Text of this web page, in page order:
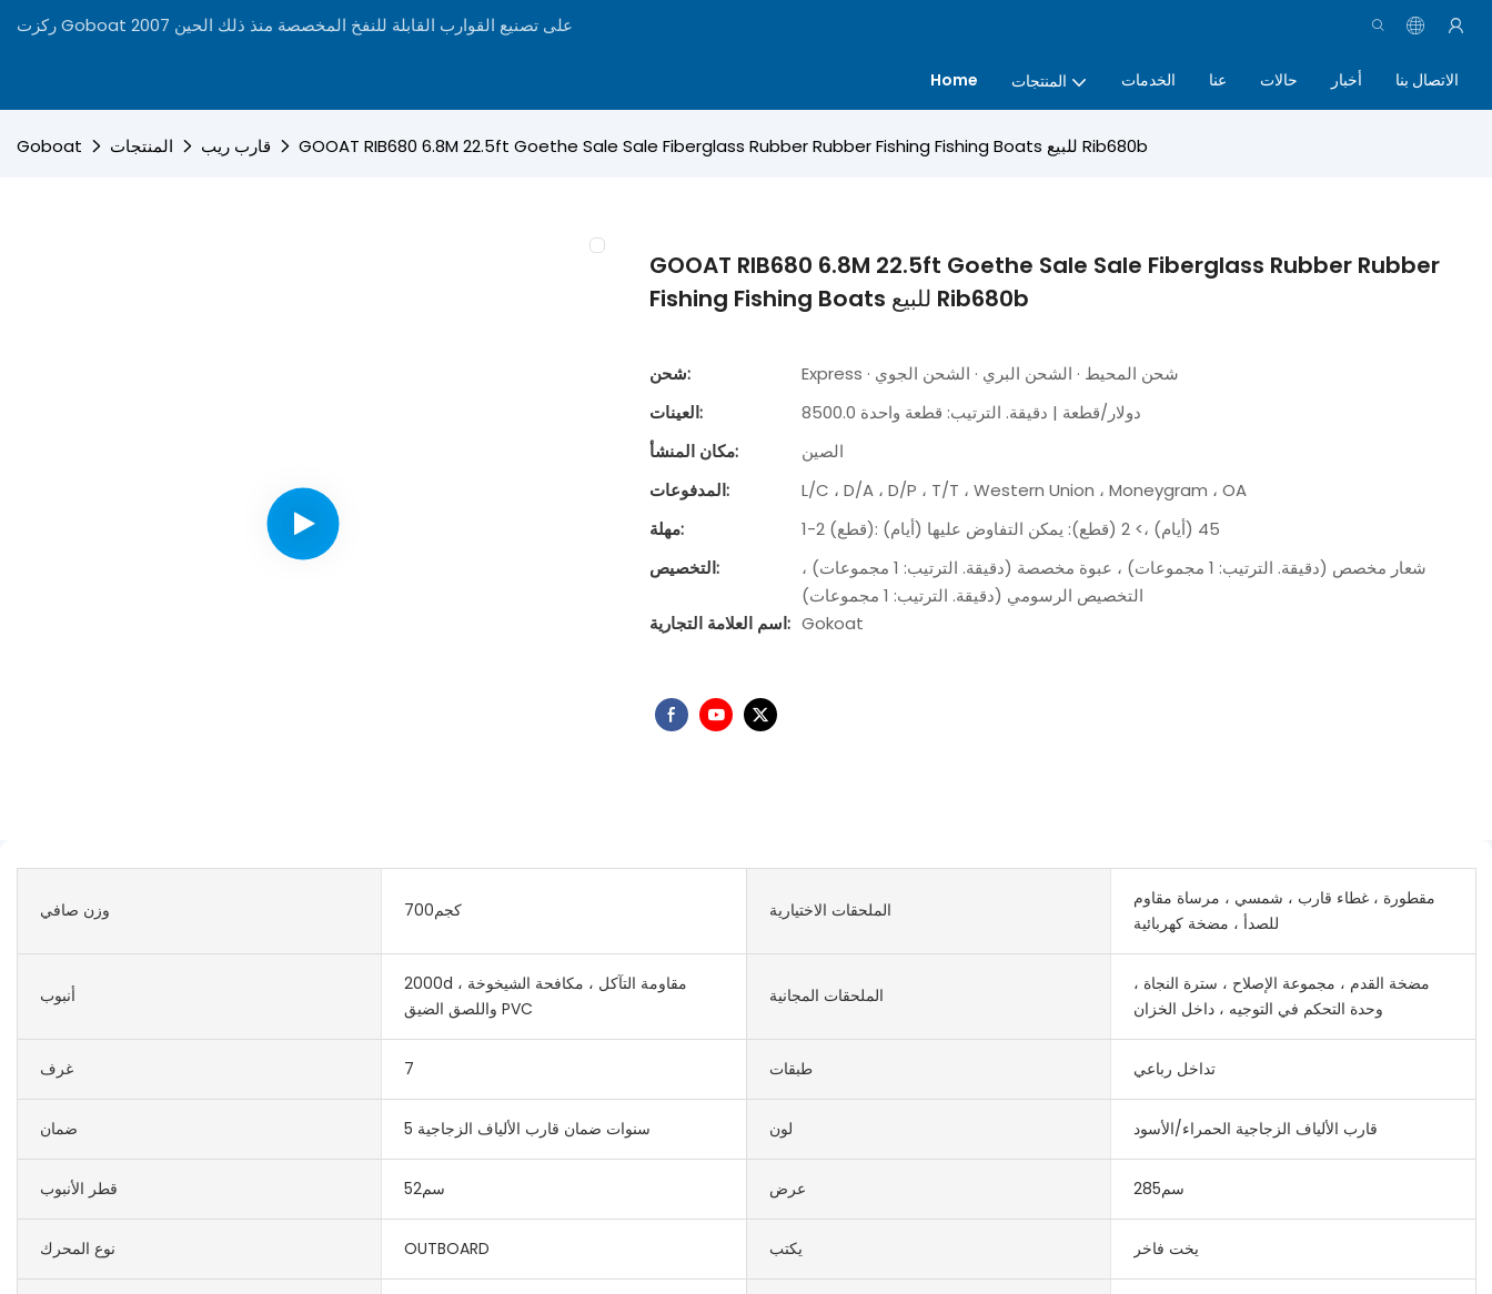
ركزت Goboat على تصنيع القوارب القابلة للنفخ المخصصة منذ ذلك الحين 2007
Home المنتجات الخدمات عنا حالات أخبار الاتصال بنا
Goboat المنتجات قارب ريب GOOAT RIB680 6.8M 22.5ft Goethe Sale Sale Fiberglass Rubber Rubber Fishing Fishing Boats للبيع Rib680b
GOOAT RIB680 6.8M 22.5ft Goethe Sale Sale Fiberglass Rubber Rubber
Fishing Fishing Boats للبيع Rib680b
شحن:
Express · شحن المحيط · الشحن البري · الشحن الجوي
العينات:
8500.0 دولار/قطعة | دقيقة. الترتيب: قطعة واحدة
مكان المنشأ:
الصين
المدفوعات:
L/C ، D/A ، D/P ، T/T ، Western Union ، Moneygram ، OA
مهلة:
1-2 (قطع): 45 (أيام) ،> 2 (قطع): يمكن التفاوض عليها (أيام)
التخصيص:
شعار مخصص (دقيقة. الترتيب: 1 مجموعات) ، عبوة مخصصة (دقيقة. الترتيب: 1 مجموعات) ،
التخصيص الرسومي (دقيقة. الترتيب: 1 مجموعات)
اسم العلامة التجارية: Gokoat
وزن صافي كجم700 الملحقات الاختيارية
مقطورة ، غطاء قارب ، شمسي ، مرساة مقاوم
للصدأ ، مضخة كهربائية
أنبوب
2000d مقاومة التآكل ، مكافحة الشيخوخة ،
واللصق الضيق PVC
الملحقات المجانية
مضخة القدم ، مجموعة الإصلاح ، سترة النجاة ،
وحدة التحكم في التوجيه ، داخل الخزان
غرف 7 طبقات تداخل رباعي
ضمان 5 سنوات ضمان قارب الألياف الزجاجية لون قارب الألياف الزجاجية الحمراء/الأسود
قطر الأنبوب سم52 عرض سم285
نوع المحرك OUTBOARD يكتب يخت فاخر